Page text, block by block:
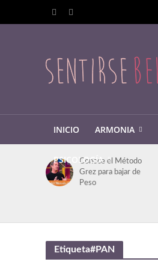
INICIO ARMONIA
PSICOLOGÍAConoce el Método
Grez para bajar de
Peso
Etiqueta#PAN